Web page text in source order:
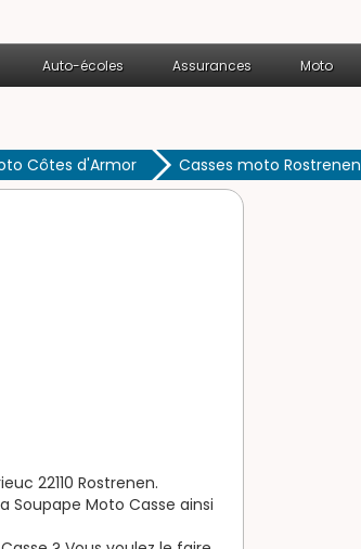
Auto-écoles Assurances Moto
Côtes d'Armor Casses moto Rostrenen
22110 Rostrenen.
Soupape Moto Casse ainsi